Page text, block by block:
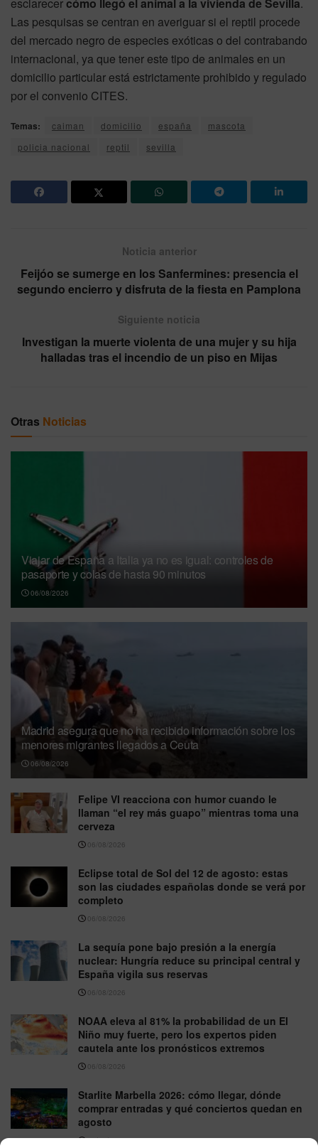
Las pesquisas se centran en averiguar si el reptil procede
del mercado negro de especies exóticas o del contrabando
internacional, ya que tener este tipo de animales en un
domicilio particular está estrictamente prohibido y regulado
por el convenio CITES.
Temas: caiman domicilio españa
mascota
policia nacional
reptil sevilla
Noticia anterior
Feijóo se sumerge en los Sanfermines: presencia el
segundo encierro y disfruta de la fiesta en Pamplona
Siguiente noticia
Investigan la muerte violenta de una mujer y su hija
halladas tras el incendio de un piso en Mijas
Otras Noticias
Viajar de España a Italia ya no es igual: controles de
pasaporte y colas de hasta 90 minutos
06/08/2026
Madrid asegura que no ha recibido información sobre los
menores migrantes llegados a Ceuta
06/08/2026
Felipe VI reacciona con humor cuando le
llaman “el rey más guapo” mientras toma una
cerveza
06/08/2026
Eclipse total de Sol del 12 de agosto: estas
son las ciudades españolas donde se verá por
completo
06/08/2026
La sequía pone bajo presión a la energía
nuclear: Hungría reduce su principal central y
España vigila sus reservas
06/08/2026
NOAA eleva al 81% la probabilidad de un El
Niño muy fuerte, pero los expertos piden
cautela ante los pronósticos extremos
06/08/2026
Starlite Marbella 2026: cómo llegar, dónde
comprar entradas y qué conciertos quedan en
agosto
06/08/2026